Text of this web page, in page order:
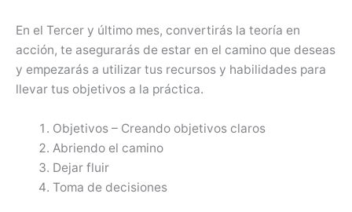
En el Tercer y último mes, convertirás la teoría en
acción, te asegurarás de estar en el camino que deseas
y empezarás a utilizar tus recursos y habilidades para
llevar tus objetivos a la práctica.
Objetivos – Creando objetivos claros
Abriendo el camino
Dejar fluir
Toma de decisiones